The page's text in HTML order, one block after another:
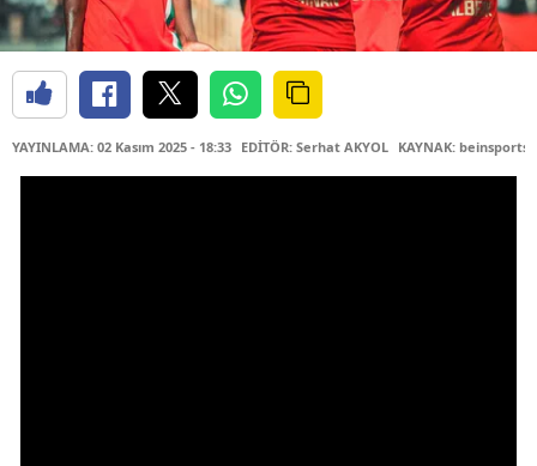
YAYINLAMA: 02 Kasım 2025 - 18:33 EDİTÖR: Serhat AKYOL KAYNAK: beinsports